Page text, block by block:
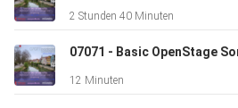
2 Stunden 40 Minuten
12 Minuten